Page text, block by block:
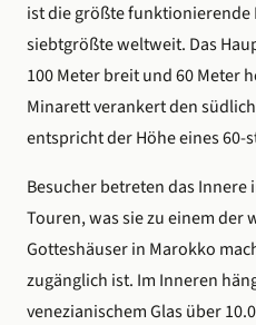
ist die größte funktionierende
siebtgrößte weltweit. Das
100 Meter breit und 60 Meter
Minarett verankert den
entspricht der Höhe eines 60-
Besucher betreten das Innere
Touren, was sie zu einem der
Gotteshäuser in Marokko
zugänglich ist. Im Inneren
venezianischem Glas über